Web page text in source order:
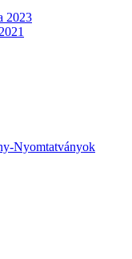
2023
Nyomtatványok